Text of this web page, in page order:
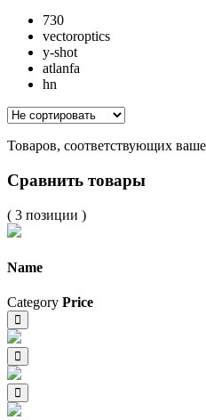
730
vectoroptics
y-shot
atlanfa
hn
Товаров, соответствующих
Сравнить товары
( 3 позиции )
Name
Category Price